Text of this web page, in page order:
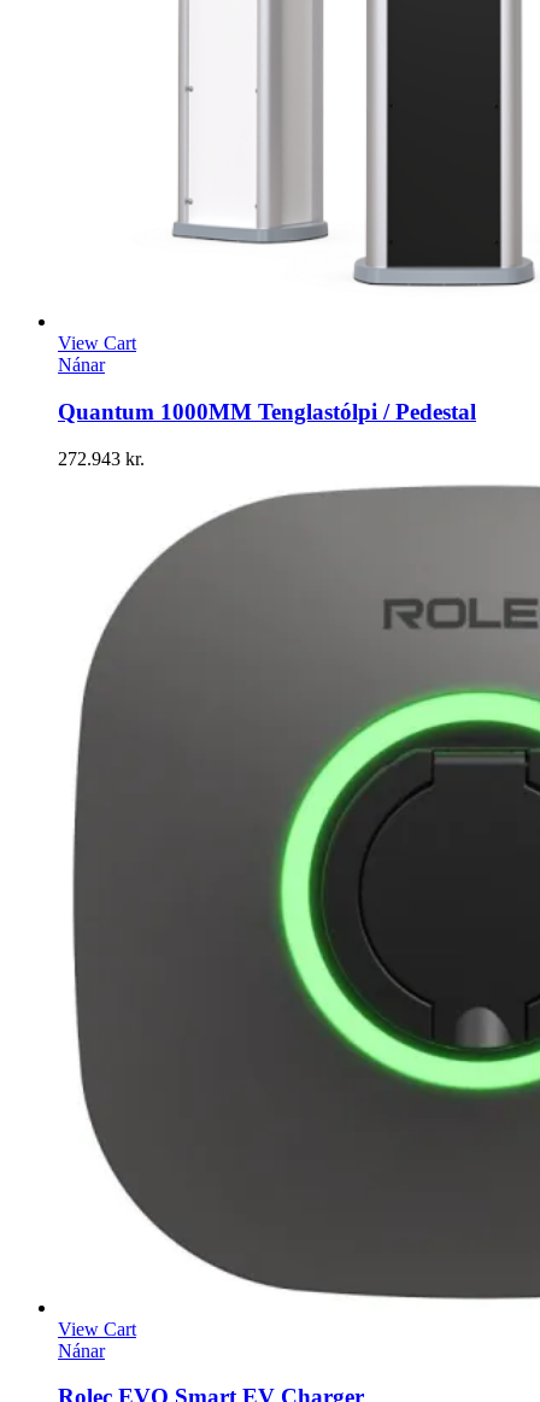
View Cart
Nánar
Quantum 1000MM Tenglastólpi / Pedestal
272.943 kr.
View Cart
Nánar